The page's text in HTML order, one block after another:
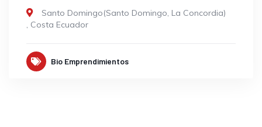
Santo Domingo(Santo Domingo, La Concordia)
, Costa Ecuador
Bio Emprendimientos